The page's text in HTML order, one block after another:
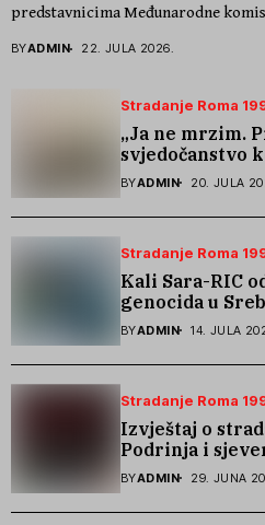
predstavnicima Međunarodne
BYADMIN 22. JULA 2026.
Stradanje Roma
„Ja ne mrzim.
svjedočanstvo
zaboraviti
BYADMIN 20. JULA
Stradanje Roma
Kali Sara-RIC
genocida u
stradanje Roma
BYADMIN 14. JULA
Stradanje Roma
Izvještaj o
Podrinja i
godine
BYADMIN 29. JUNA